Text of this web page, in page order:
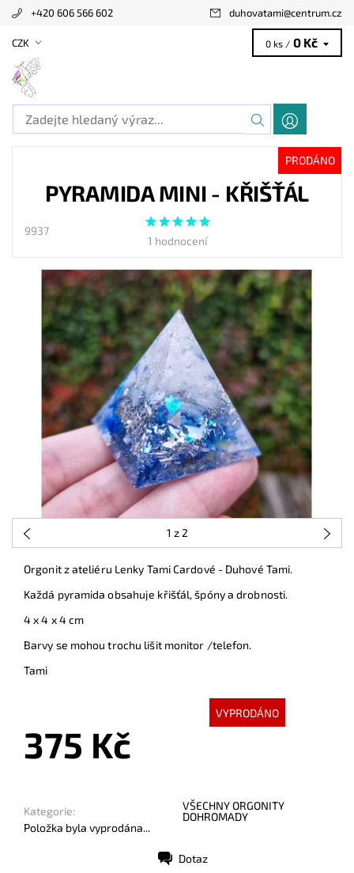
+420 606 566 602 duhovatami@centrum.cz
CZK 0 ks / 0 Kč
PRODÁNO
PYRAMIDA MINI - KŘIŠŤÁL
9937
1 hodnocení
1 z 2
Orgonit z ateliéru Lenky Tami Cardové - Duhové Tami.
Každá pyramida obsahuje křišťál, špóny a drobnosti.
4 x 4 x 4 cm
Barvy se mohou trochu lišit monitor /telefon.
Tami
VYPRODÁNO
375 Kč
Kategorie:
VŠECHNY ORGONITY
DOHROMADY
Položka byla vyprodána...
Dotaz